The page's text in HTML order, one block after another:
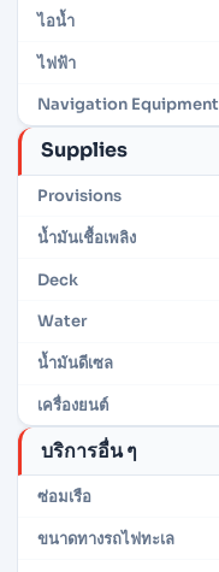
ไอน้ำ
ไฟฟ้า
Navigation Equipment
Supplies
Provisions
น้ำมันเชื้อเพลิง
Deck
Water
น้ำมันดีเซล
เครื่องยนต์
บริการอื่น ๆ
ซ่อมเรือ
ขนาดทางรถไฟทะเล